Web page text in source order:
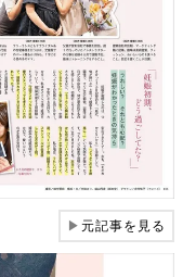
▶元記事を見る